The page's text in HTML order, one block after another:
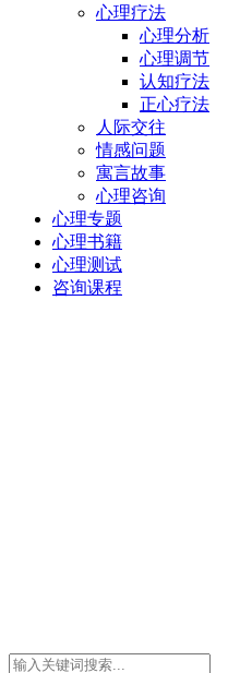
心理疗法
心理分析
心理调节
认知疗法
正心疗法
人际交往
情感问题
寓言故事
心理咨询
心理专题
心理书籍
心理测试
咨询课程